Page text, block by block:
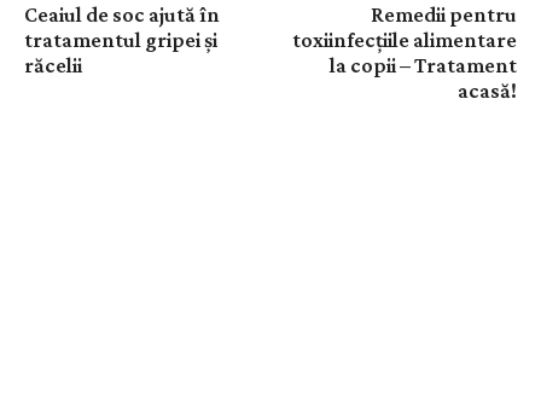
Ceaiul de soc ajută în
tratamentul gripei și
răcelii
Remedii pentru
toxiinfecțiile alimentare
la copii – Tratament
acasă!